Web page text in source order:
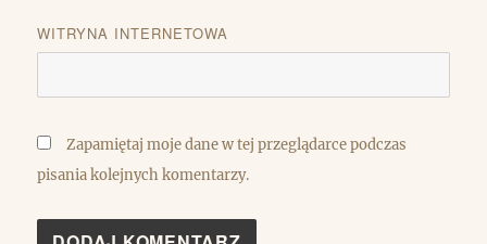
WITRYNA INTERNETOWA
Zapamiętaj moje dane w tej przeglądarce podczas
pisania kolejnych komentarzy.